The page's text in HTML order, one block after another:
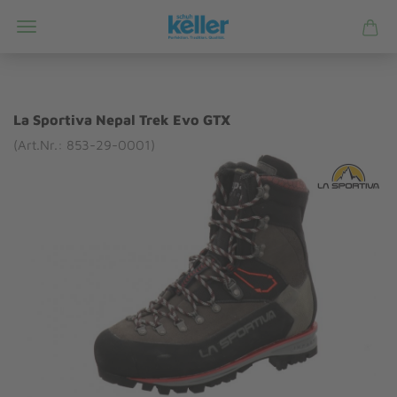
La Sportiva Nepal Trek Evo GTX
(Art.Nr.: 853-29-0001)